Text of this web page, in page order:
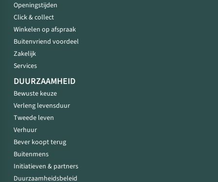
Openingstijden
Click & collect
Winkelen op afspraak
Buitenvriend voordeel
Zakelijk
Services
DUURZAAMHEID
Bewuste keuze
Verleng levensduur
Tweede leven
Verhuur
Bever koopt terug
Buitenmens
Initiatieven & partners
Duurzaamheidsbeleid